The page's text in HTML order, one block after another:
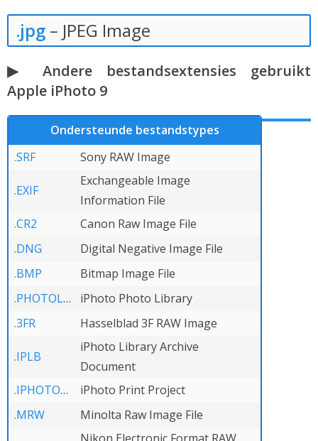
.jpg – JPEG Image
▶ Andere bestandsextensies gebruikt
Apple iPhoto 9
Ondersteunde bestandstypes
.SRF
Sony RAW Image
.EXIF
Exchangeable Image
Information File
.CR2
Canon Raw Image File
.DNG
Digital Negative Image File
.BMP
Bitmap Image File
.PHOTOLIBRARY
iPhoto Photo Library
.3FR
Hasselblad 3F RAW Image
.IPLB
iPhoto Library Archive
Document
.IPHOTOPROJECT
iPhoto Print Project
.MRW
Minolta Raw Image File